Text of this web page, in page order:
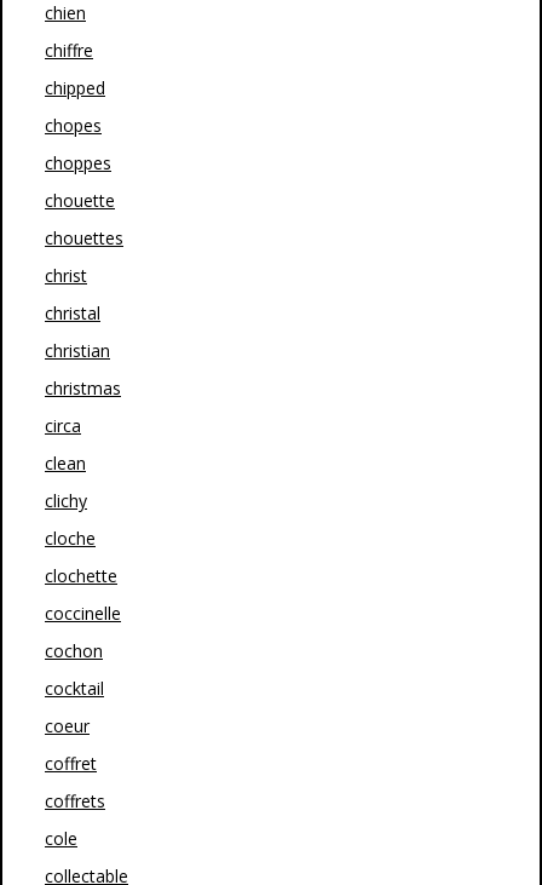
chien
chiffre
chipped
chopes
choppes
chouette
chouettes
christ
christal
christian
christmas
circa
clean
clichy
cloche
clochette
coccinelle
cochon
cocktail
coeur
coffret
coffrets
cole
collectable